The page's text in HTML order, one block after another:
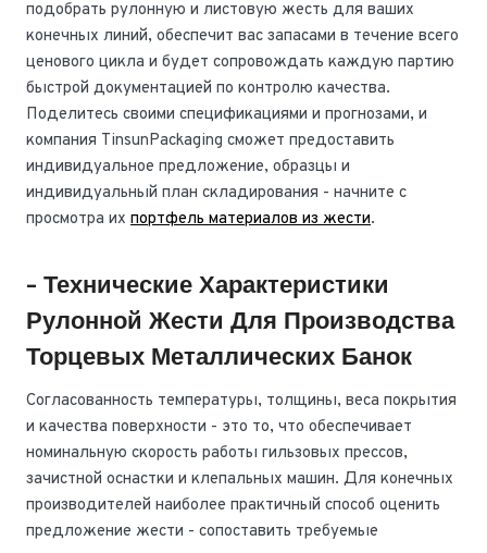
подобрать рулонную и листовую жесть для ваших
конечных линий, обеспечит вас запасами в течение всего
ценового цикла и будет сопровождать каждую партию
быстрой документацией по контролю качества.
Поделитесь своими спецификациями и прогнозами, и
компания TinsunPackaging сможет предоставить
индивидуальное предложение, образцы и
индивидуальный план складирования - начните с
просмотра их портфель материалов из жести.
- Технические Характеристики
Рулонной Жести Для Производства
Торцевых Металлических Банок
Согласованность температуры, толщины, веса покрытия
и качества поверхности - это то, что обеспечивает
номинальную скорость работы гильзовых прессов,
зачистной оснастки и клепальных машин. Для конечных
производителей наиболее практичный способ оценить
предложение жести - сопоставить требуемые